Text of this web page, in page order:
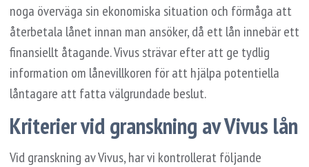
noga överväga sin ekonomiska situation och förmåga att
återbetala lånet innan man ansöker, då ett lån innebär ett
finansiellt åtagande. Vivus strävar efter att ge tydlig
information om lånevillkoren för att hjälpa potentiella
låntagare att fatta välgrundade beslut.
Kriterier vid granskning av Vivus lån
Vid granskning av Vivus, har vi kontrollerat följande